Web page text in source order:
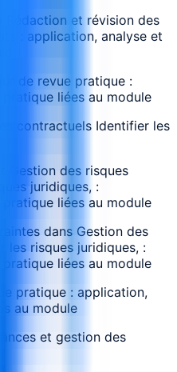
Rédaction et révision des
: application, analyse et
de revue pratique :
liées au module
contractuels Identifier les
Gestion des risques
juridiques, :
liées au module
dans Gestion des
les risques juridiques, :
liées au module
pratique : application,
au module
et gestion des